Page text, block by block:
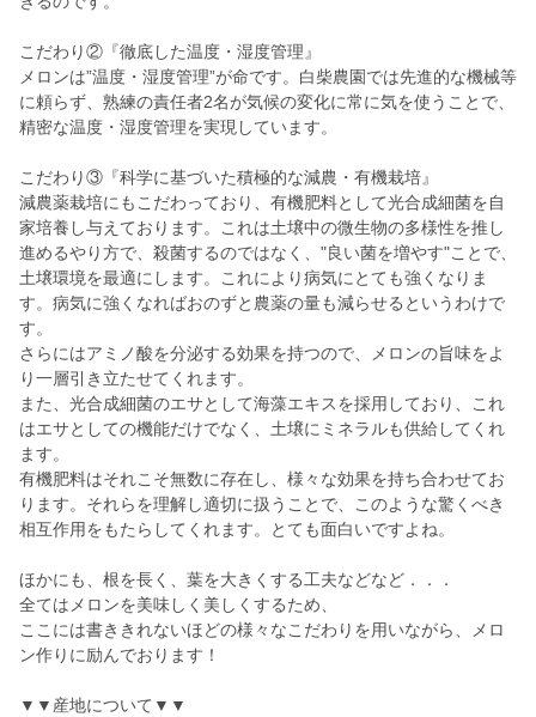
こだわり②『徹底した温度・湿度管理』
メロンは”温度・湿度管理”が命です。白柴農園では先進的な機械等
に頼らず、熟練の責任者2名が気候の変化に常に気を使うことで、
精密な温度・湿度管理を実現しています。
こだわり③『科学に基づいた積極的な減農・有機栽培』
減農薬栽培にもこだわっており、有機肥料として光合成細菌を自
家培養し与えております。これは土壌中の微生物の多様性を推し
進めるやり方で、殺菌するのではなく、"良い菌を増やす"ことで、
土壌環境を最適にします。これにより病気にとても強くなりま
す。病気に強くなればおのずと農薬の量も減らせるというわけで
す。
さらにはアミノ酸を分泌する効果を持つので、メロンの旨味をよ
り一層引き立たせてくれます。
また、光合成細菌のエサとして海藻エキスを採用しており、これ
はエサとしての機能だけでなく、土壌にミネラルも供給してくれ
ます。
有機肥料はそれこそ無数に存在し、様々な効果を持ち合わせてお
ります。それらを理解し適切に扱うことで、このような驚くべき
相互作用をもたらしてくれます。とても面白いですよね。
ほかにも、根を長く、葉を大きくする工夫などなど．．．
全てはメロンを美味しく美しくするため、
ここには書ききれないほどの様々なこだわりを用いながら、メロ
ン作りに励んでおります！
▼▼産地について▼▼